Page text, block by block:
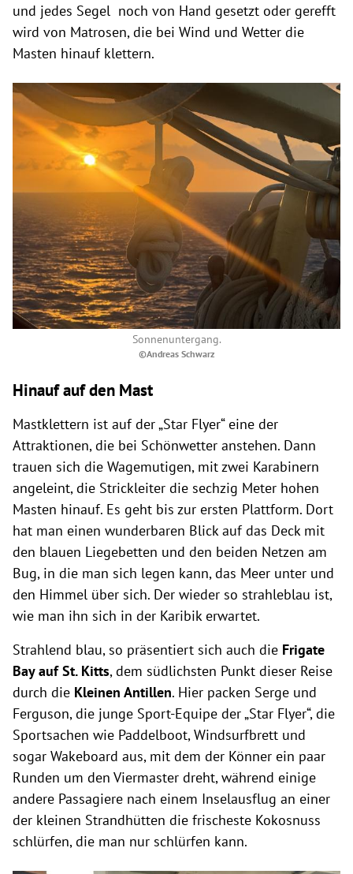
und jedes Segel noch von Hand gesetzt oder gerefft
wird von Matrosen, die bei Wind und Wetter die
Masten hinauf klettern.
Sonnenuntergang.
©Andreas Schwarz
Hinauf auf den Mast
Mastklettern ist auf der „Star Flyer“ eine der
Attraktionen, die bei Schönwetter anstehen. Dann
trauen sich die Wagemutigen, mit zwei Karabinern
angeleint, die Strickleiter die sechzig Meter hohen
Masten hinauf. Es geht bis zur ersten Plattform. Dort
hat man einen wunderbaren Blick auf das Deck mit
den blauen Liegebetten und den beiden Netzen am
Bug, in die man sich legen kann, das Meer unter und
den Himmel über sich. Der wieder so strahleblau ist,
wie man ihn sich in der Karibik erwartet.
Strahlend blau, so präsentiert sich auch die Frigate
Bay auf St. Kitts, dem südlichsten Punkt dieser Reise
durch die Kleinen Antillen. Hier packen Serge und
Ferguson, die junge Sport-Equipe der „Star Flyer“, die
Sportsachen wie Paddelboot, Windsurfbrett und
sogar Wakeboard aus, mit dem der Könner ein paar
Runden um den Viermaster dreht, während einige
andere Passagiere nach einem Inselausflug an einer
der kleinen Strandhütten die frischeste Kokosnuss
schlürfen, die man nur schlürfen kann.